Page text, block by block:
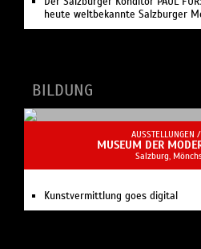
heute weltbekannte Salzburger
BILDUNG
AUSSTELLUNGEN /
MUSEUM DER
Salzburg,
Kunstvermittlung goes digital